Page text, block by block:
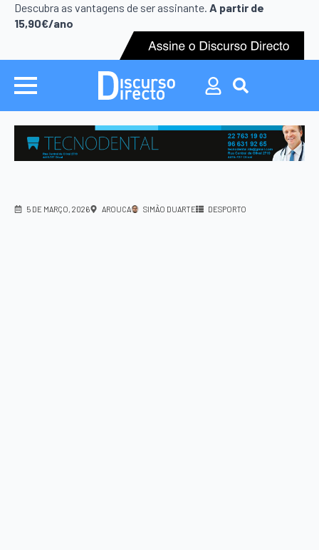
Descubra as vantagens de ser assinante. A partir de
15,90€/ano
Search
for:
Search
5 DE MARÇO, 2026 AROUCA SIMÃO DUARTE DESPORTO